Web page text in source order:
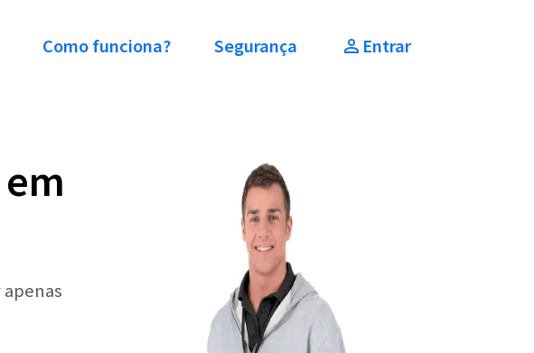
Como funciona? Segurança Entrar